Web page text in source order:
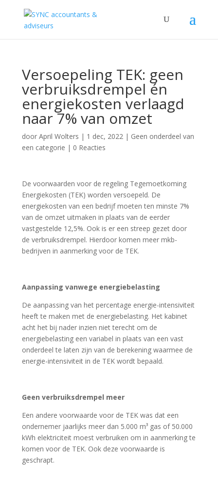
Versoepeling TEK: geen
verbruiksdrempel én
energiekosten verlaagd
naar 7% van omzet
door April Wolters | 1 dec, 2022| Geen onderdeel van
een categorie | 0 Reacties
De voorwaarden voor de regeling Tegemoetkoming
Energiekosten (TEK) worden versoepeld. De
energiekosten van een bedrijf moeten ten minste 7%
van de omzet uitmaken in plaats van de eerder
vastgestelde 12,5%. Ook is er een streep gezet door
de verbruiksdrempel. Hierdoor komen meer mkb-
bedrijven in aanmerking voor de TEK.
Aanpassing vanwege energiebelasting
De aanpassing van het percentage energie-intensiviteit
heeft te maken met de energiebelasting. Het kabinet
acht het bij nader inzien niet terecht om de
energiebelasting een variabel in plaats van een vast
onderdeel te laten zijn van de berekening waarmee de
energie-intensiviteit in de TEK wordt bepaald.
Geen verbruiksdrempel meer
Een andere voorwaarde voor de TEK was dat een
ondernemer jaarlijks meer dan 5.000 m³ gas of 50.000
kWh elektriciteit moest verbruiken om in aanmerking te
komen voor de TEK. Ook deze voorwaarde is
geschrapt.